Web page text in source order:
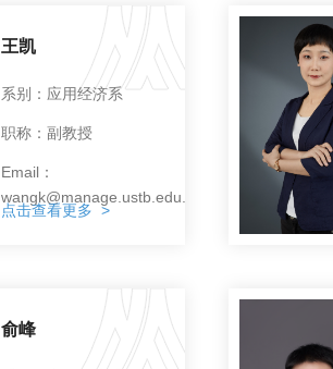
王凯
系别：应用经济系
职称：副教授
Email：
wangk@manage.ustb.edu.cn
点击查看更多 >
俞峰